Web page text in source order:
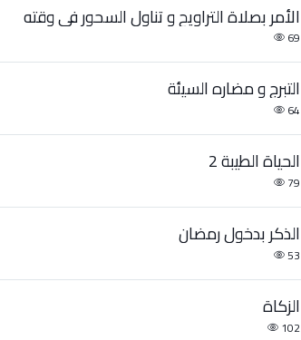
الأمر بصلاة التراويح و تناول السحور في وقته
69
التبرج و مضاره السيئة
64
الحياة الطيبة 2
79
الذكر بدخول رمضان
53
الزكاة
102